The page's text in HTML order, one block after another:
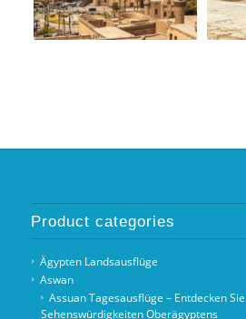
Product categories
Ägypten Landsausflüge
Aswan
Assuan Tagesausflüge – Entdecken
Sehenswürdigkeiten Oberägyptens